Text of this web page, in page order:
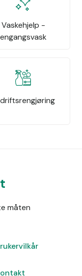
Vaskehjelp -
engangsvask
måten